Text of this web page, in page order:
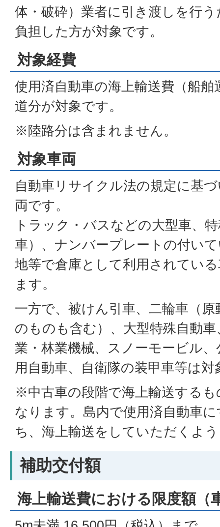
体・破砕）業者に引き渡しを行
負担した方が対象です。
対象経費
使用済自動車の海上輸送費（船
道分が対象です。
※陸路分は含まれません。
対象車両
自動車リサイクル法の規定に基
両です。
トラック・バスなどの大型車、
車）、ナンバープレートの付い
地等で倉庫として利用されてい
ます。
一方で、被けん引車、二輪車（
のものも含む）、大型特殊自動
業・林業機械、スノーモービル
用自動車、自衛隊の装甲車等は
※中古車の段階で海上輸送する
なります。島内で使用済自動車
ち、海上輸送をしていただくよ
補助交付額
海上輸送費における限度額（